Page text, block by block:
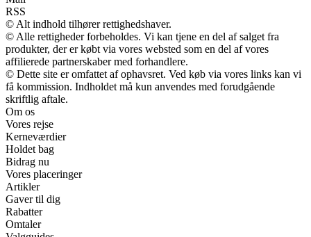
RSS
© Alt indhold tilhører rettighedshaver.
© Alle rettigheder forbeholdes. Vi kan tjene en del af salget fra
produkter, der er købt via vores websted som en del af vores
affilierede partnerskaber med forhandlere.
© Dette site er omfattet af ophavsret. Ved køb via vores links kan vi
få kommission. Indholdet må kun anvendes med forudgående
skriftlig aftale.
Om os
Vores rejse
Kerneværdier
Holdet bag
Bidrag nu
Vores placeringer
Artikler
Gaver til dig
Rabatter
Omtaler